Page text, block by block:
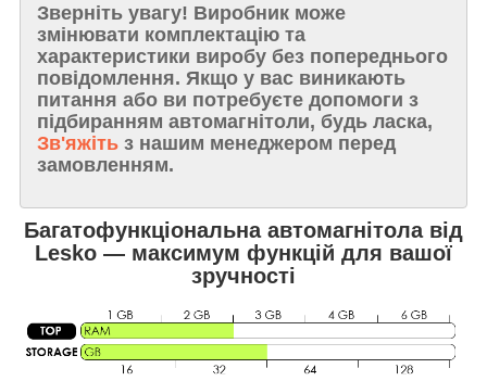
Зверніть увагу! Виробник може
змінювати комплектацію та
характеристики виробу без попереднього
повідомлення. Якщо у вас виникають
питання або ви потребуєте допомоги з
підбиранням автомагнітоли, будь ласка,
Зв'яжіть з нашим менеджером перед
замовленням.
Багатофункціональна автомагнітола від
Lesko — максимум функцій для вашої
зручності